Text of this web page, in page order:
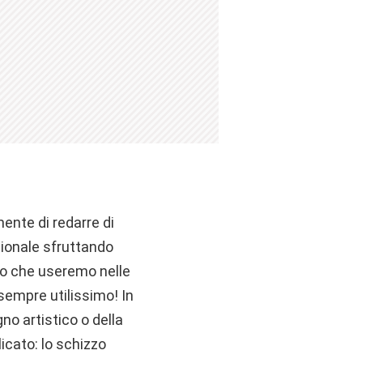
di redarre di
sfruttando
che useremo nelle
utilissimo! In
artistico o della
lo schizzo